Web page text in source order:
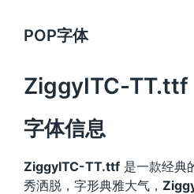
POP字体
ZiggyITC-TT.ttf
字体信息
ZiggyITC-TT.ttf 是一款经典
秀洒脱，字形典雅大气，